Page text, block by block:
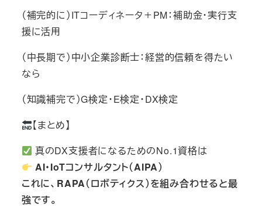
（補完的に）ITコーディネータ＋PM：補助金・実行支
援に活用
（中長期で）中小企業診断士：経営的信頼を得たい
なら
（知識補完で）G検定・E検定・DX検定
【まとめ】
真のDX支援者になるためのNo.1資格は
AI・IoTコンサルタント（AIPA）
これに、RAPA（ロボティクス）を組み合わせると最
強です。